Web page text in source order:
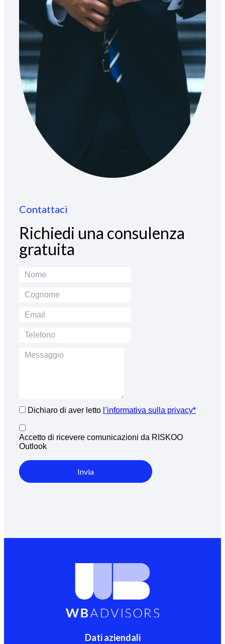
Contattaci
Richiedi una consulenza
gratuita
Dichiaro di aver letto l’informativa sulla privacy*
Accetto di ricevere comunicazioni da RISKOO
Outlook
Invia
Dati aziendali